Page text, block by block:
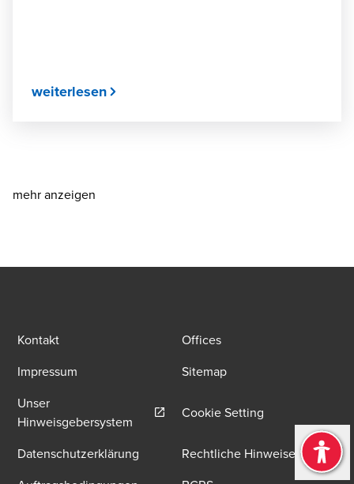
weiterlesen
mehr anzeigen
Kontakt
Offices
Impressum
Sitemap
Unser
Hinweisgebersystem Opens in a new window/tab
Cookie Setting
Datenschutzerklärung
Rechtliche Hinweise